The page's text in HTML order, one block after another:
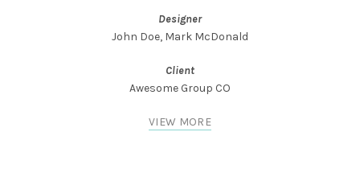
Designer
John Doe, Mark McDonald
Client
Awesome Group CO
VIEW MORE